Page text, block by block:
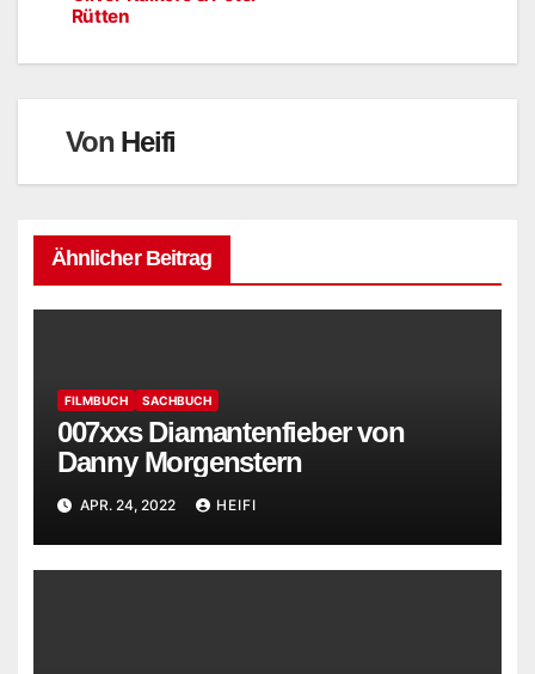
Rütten
Von Heifi
Ähnlicher Beitrag
FILMBUCH SACHBUCH
007xxs Diamantenfieber von
Danny Morgenstern
APR. 24, 2022 HEIFI